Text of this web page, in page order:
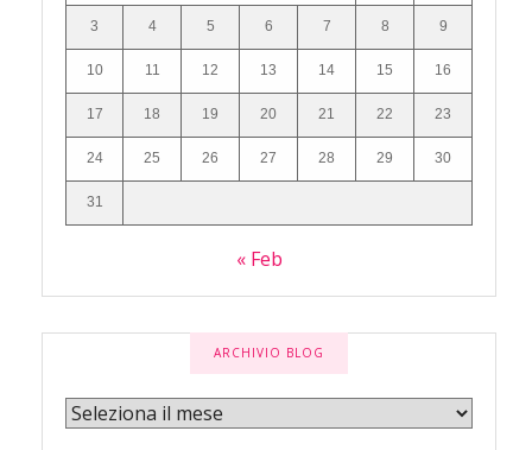
3 4 5 6 7 8 9
10 11 12 13 14 15 16
17 18 19 20 21 22 23
24 25 26 27 28 29 30
31
« Feb
ARCHIVIO BLOG